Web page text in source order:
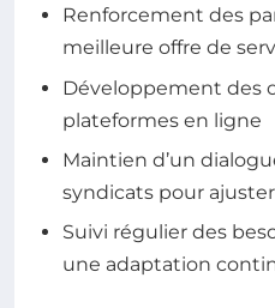
Renforcement des
meilleure offre de
Développement des
plateformes en ligne
Maintien d’un
syndicats pour
Suivi régulier des
une adaptation